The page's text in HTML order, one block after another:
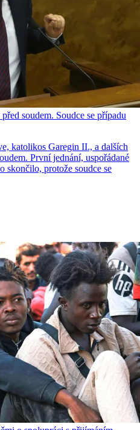
soudem. Soudce se případu
katolikos Garegin II., a dalších
První jednání, uspořádané
skončilo, protože soudce se